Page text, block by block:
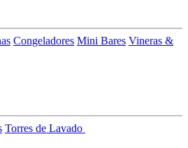
Congeladores Mini Bares Vineras &
Torres de Lavado